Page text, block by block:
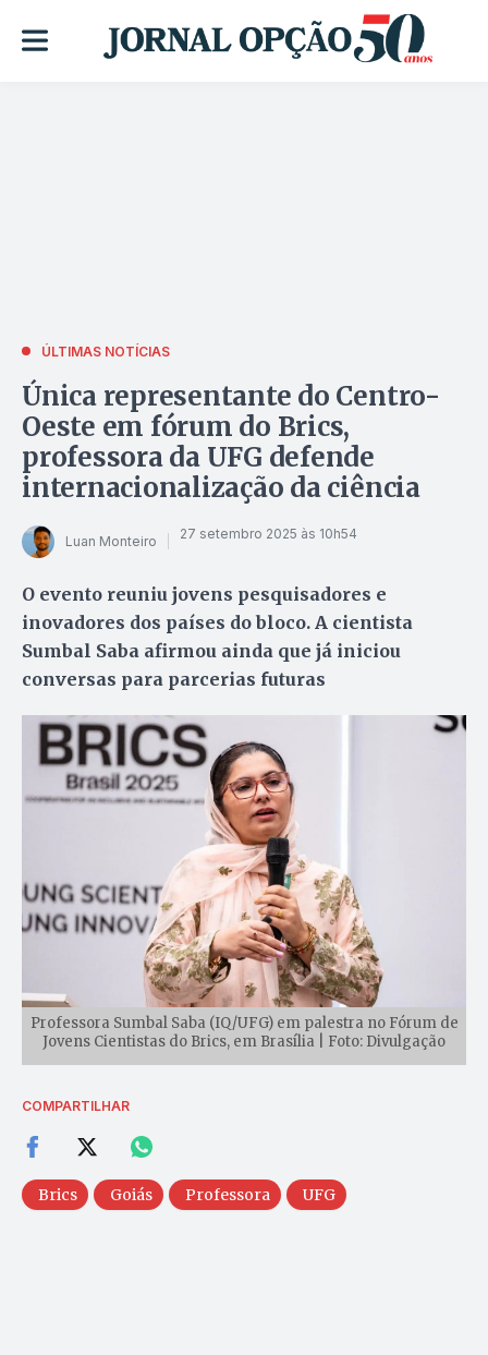
ÚLTIMAS NOTÍCIAS
Única representante do Centro-
Oeste em fórum do Brics,
professora da UFG defende
internacionalização da ciência
Luan Monteiro 27 setembro 2025 às 10h54
O evento reuniu jovens pesquisadores e
inovadores dos países do bloco. A cientista
Sumbal Saba afirmou ainda que já iniciou
conversas para parcerias futuras
Professora Sumbal Saba (IQ/UFG) em palestra no Fórum de
Jovens Cientistas do Brics, em Brasília | Foto: Divulgação
COMPARTILHAR
Brics Goiás Professora UFG